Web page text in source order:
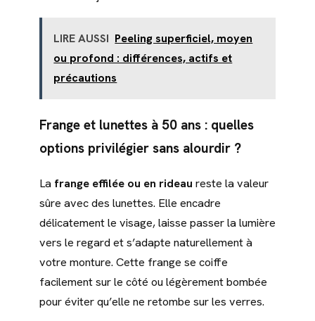
LIRE AUSSI Peeling superficiel, moyen
ou profond : différences, actifs et
précautions
Frange et lunettes à 50 ans : quelles
options privilégier sans alourdir ?
La frange effilée ou en rideau reste la valeur
sûre avec des lunettes. Elle encadre
délicatement le visage, laisse passer la lumière
vers le regard et s’adapte naturellement à
votre monture. Cette frange se coiffe
facilement sur le côté ou légèrement bombée
pour éviter qu’elle ne retombe sur les verres.